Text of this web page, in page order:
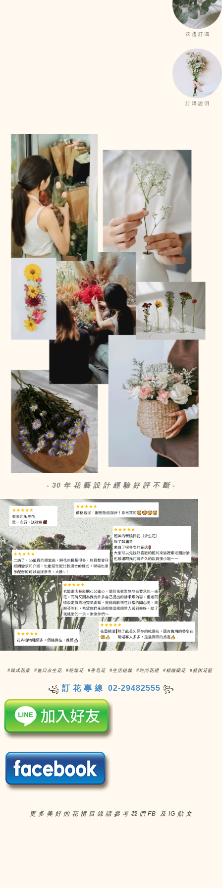
- 30 年 花 藝 設 計 經 驗 好 評 不 斷 -
#韓式花束 #進口永生花 #乾燥花 #香皂花 #生活植栽 #時尚花禮 #精緻蘭花 #藝術花籃
꧁ 訂 花 專 線 02-29482555 ꧂
更 多 美 好 的 花 禮 目 錄 請 參 考 我 們 FB 及 IG 貼 文